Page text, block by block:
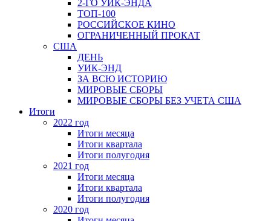
2-ГО УИК-ЭНДА
ТОП-100
РОССИЙСКОЕ КИНО
ОГРАНИЧЕННЫЙ ПРОКАТ
США
ДЕНЬ
УИК-ЭНД
ЗА ВСЮ ИСТОРИЮ
МИРОВЫЕ СБОРЫ
МИРОВЫЕ СБОРЫ БЕЗ УЧЕТА США
Итоги
2022 год
Итоги месяца
Итоги квартала
Итоги полугодия
2021 год
Итоги месяца
Итоги квартала
Итоги полугодия
2020 год